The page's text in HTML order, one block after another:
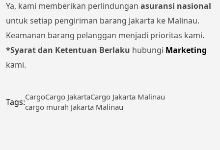
Ya, kami memberikan perlindungan asuransi nasional
untuk setiap pengiriman barang Jakarta ke Malinau.
Keamanan barang pelanggan menjadi prioritas kami.
*Syarat dan Ketentuan Berlaku hubungi Marketing
kami.
Tags:CargoCargo JakartaCargo Jakarta Malinau
cargo murah Jakarta Malinau